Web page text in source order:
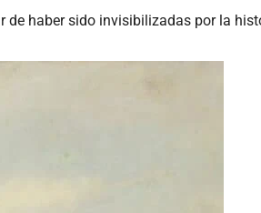
de haber sido invisibilizadas por la